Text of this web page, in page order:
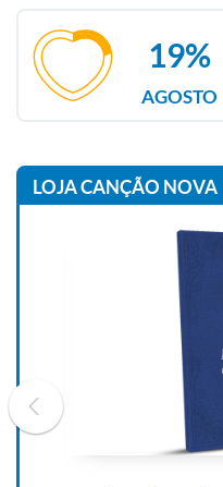
AGOSTO
19%
LOJA CANÇÃO NOVA